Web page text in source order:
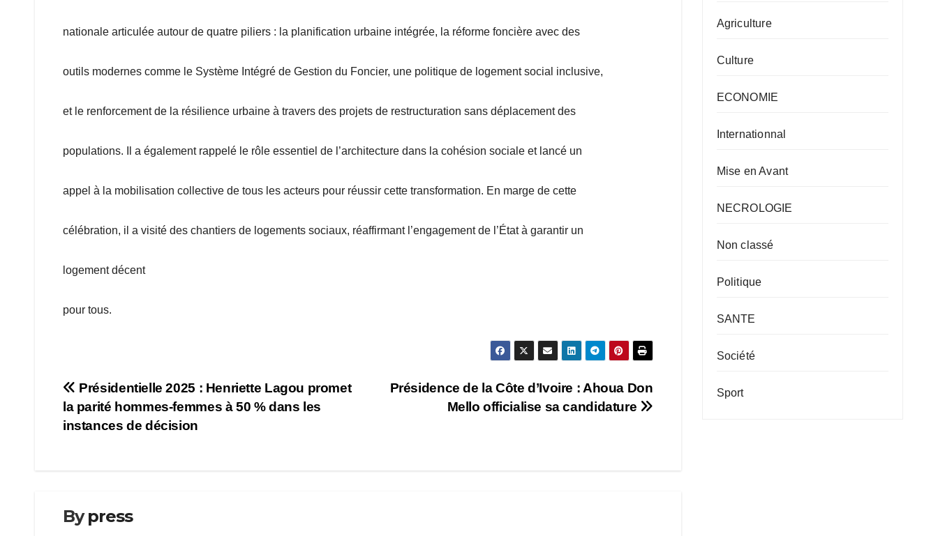
nationale articulée autour de quatre piliers : la planification urbaine intégrée, la réforme foncière avec des
outils modernes comme le Système Intégré de Gestion du Foncier, une politique de logement social inclusive,
et le renforcement de la résilience urbaine à travers des projets de restructuration sans déplacement des
populations. Il a également rappelé le rôle essentiel de l’architecture dans la cohésion sociale et lancé un
appel à la mobilisation collective de tous les acteurs pour réussir cette transformation. En marge de cette
célébration, il a visité des chantiers de logements sociaux, réaffirmant l’engagement de l’État à garantir un
logement décent
pour tous.
Navigation
de
Présidence de la Côte d’Ivoire : Ahoua Don
Mello officialise sa candidature
Présidentielle 2025 : Henriette Lagou promet
la parité hommes-femmes à 50 % dans les
instances de décision
Bypress
Agriculture
Culture
ECONOMIE
Internationnal
Mise en Avant
NECROLOGIE
Non classé
Politique
SANTE
Société
Sport